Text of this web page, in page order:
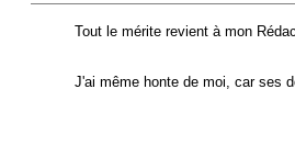
Tout le mérite revient à mon
J'ai même honte de moi, car ses